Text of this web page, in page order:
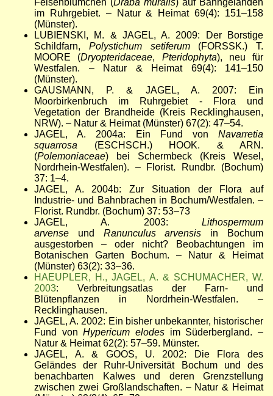
im Ruhrgebiet. – Natur & Heimat 69(4): 151–158
(Münster).
LUBIENSKI, M. & JAGEL, A. 2009: Der Borstige
Schildfarn, Polystichum setiferum (FORSSK.) T.
MOORE (Dryopteridaceae, Pteridophyta), neu für
Westfalen. – Natur & Heimat 69(4): 141–150
(Münster).
GAUSMANN, P. & JAGEL, A. 2007: Ein
Moorbirkenbruch im Ruhrgebiet - Flora und
Vegetation der Brandheide (Kreis Recklinghausen,
NRW). – Natur & Heimat (Münster) 67(2): 47–54.
JAGEL, A. 2004a: Ein Fund von Navarretia
squarrosa (ESCHSCH.) HOOK. & ARN.
(Polemoniaceae) bei Schermbeck (Kreis Wesel,
Nordrhein-Westfalen). – Florist. Rundbr. (Bochum)
37: 1–4.
JAGEL, A. 2004b: Zur Situation der Flora auf
Industrie- und Bahnbrachen in Bochum/Westfalen. –
Florist. Rundbr. (Bochum) 37: 53–73
JAGEL, A. 2003: Lithospermum
arvense und Ranunculus arvensis in Bochum
ausgestorben – oder nicht? Beobachtungen im
Botanischen Garten Bochum. – Natur & Heimat
(Münster) 63(2): 33–36.
HAEUPLER, H., JAGEL, A. & SCHUMACHER, W.
2003: Verbreitungsatlas der Farn- und
Blütenpflanzen in Nordrhein-Westfalen. –
Recklinghausen.
JAGEL, A. 2002: Ein bisher unbekannter, historischer
Fund vonHypericum elodes im Süderbergland. –
Natur & Heimat 62(2): 57–59. Münster.
JAGEL, A. & GOOS, U. 2002: Die Flora des
Geländes der Ruhr-Universität Bochum und des
benachbarten Kalwes und deren Grenzstellung
zwischen zwei Großlandschaften. – Natur & Heimat